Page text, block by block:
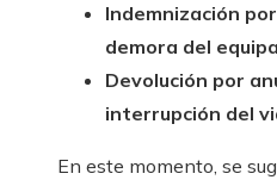
Indemnización
demora del
Devolución por
interrupción del
En este momento, se